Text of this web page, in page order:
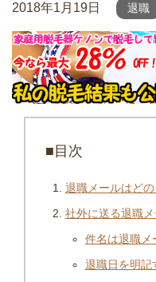
2018年1月19日 退職
■目次
退職メールはど
社外に送る退職
件名は退職メ
退職日を明記